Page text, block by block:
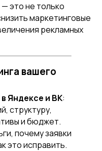
это не только
маркетинговые
рекламных
вашего
Яндексе и ВК:
структуру,
и бюджет.
почему заявки
это исправить.